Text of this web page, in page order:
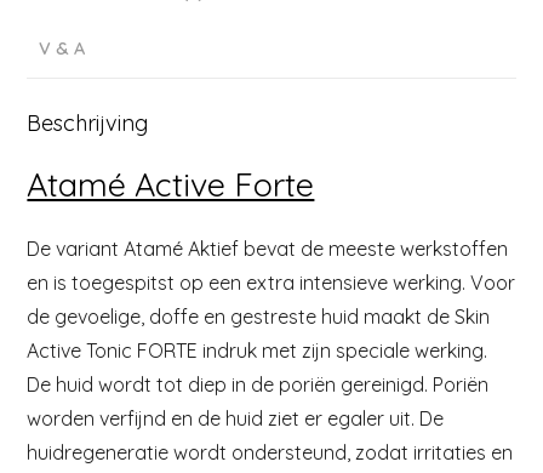
V & A
Beschrijving
Atamé Active Forte
De variant Atamé Aktief bevat de meeste werkstoffen
en is toegespitst op een extra intensieve werking. Voor
de gevoelige, doffe en gestreste huid maakt de Skin
Active Tonic FORTE indruk met zijn speciale werking.
De huid wordt tot diep in de poriën gereinigd. Poriën
worden verfijnd en de huid ziet er egaler uit. De
huidregeneratie wordt ondersteund, zodat irritaties en